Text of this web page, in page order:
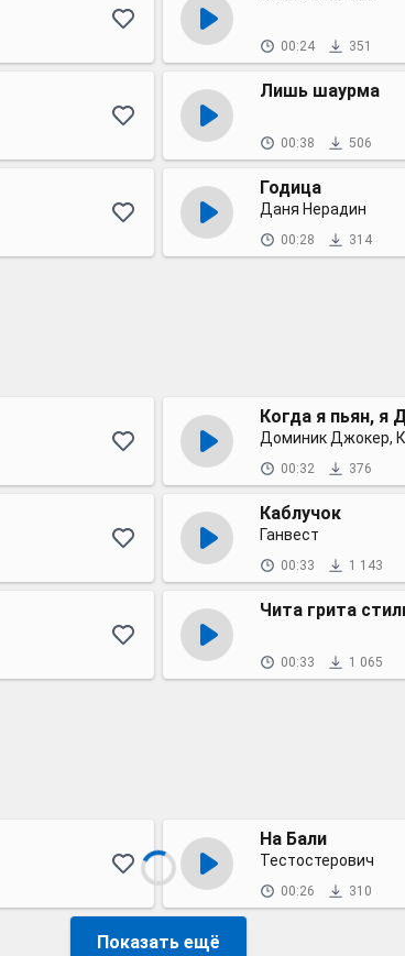
00:24 351
Лишь шаурма
00:38 506
Годица
Даня Нерадин
00:28 314
Когда я пьян, я
Доминик Джокер,
00:32 376
Каблучок
Ганвест
00:33 1 143
Чита грита
00:33 1 065
На Бали
Тестостерович
00:26 310
Показать ещё